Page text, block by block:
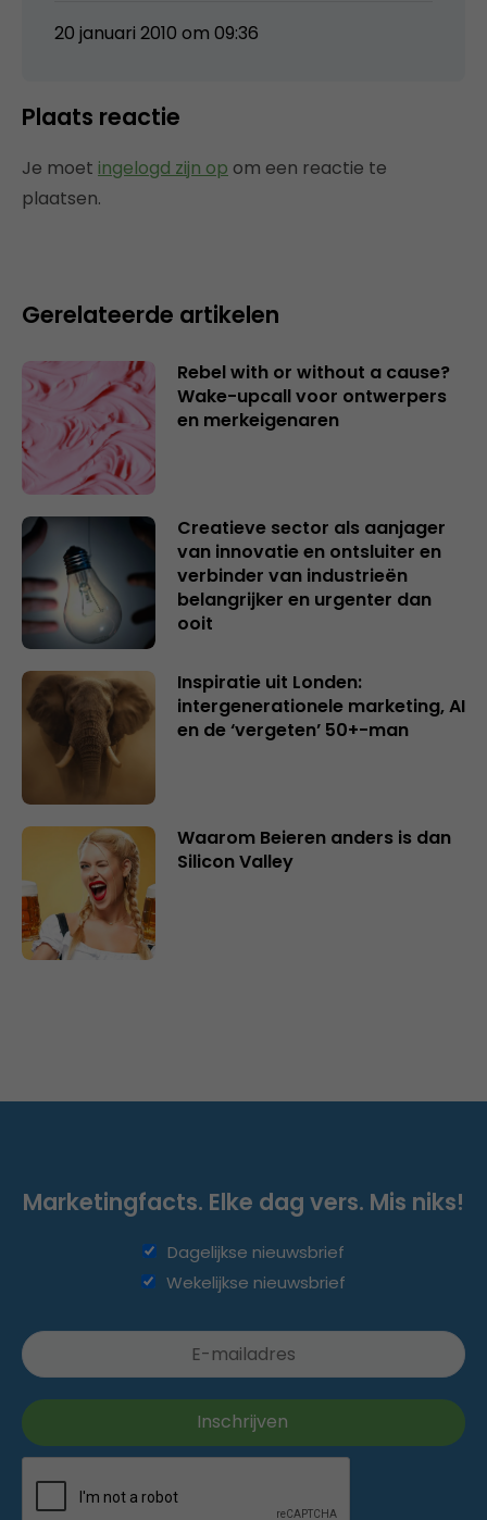
20 januari 2010 om 09:36
Plaats reactie
Je moet ingelogd zijn op om een reactie te
plaatsen.
Gerelateerde artikelen
Rebel with or without a cause?
Wake-upcall voor ontwerpers
en merkeigenaren
Creatieve sector als aanjager
van innovatie en ontsluiter en
verbinder van industrieën
belangrijker en urgenter dan
ooit
Inspiratie uit Londen:
intergenerationele marketing, AI
en de ‘vergeten’ 50+-man
Waarom Beieren anders is dan
Silicon Valley
Marketingfacts. Elke dag vers. Mis niks!
Dagelijkse nieuwsbrief
Wekelijkse nieuwsbrief